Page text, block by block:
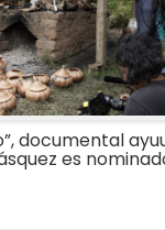
documental
es